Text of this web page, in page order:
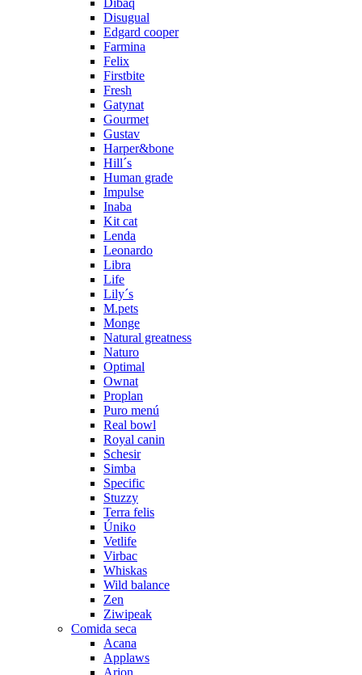
Dibaq
Disugual
Edgard cooper
Farmina
Felix
Firstbite
Fresh
Gatynat
Gourmet
Gustav
Harper&bone
Hill´s
Human grade
Impulse
Inaba
Kit cat
Lenda
Leonardo
Libra
Life
Lily´s
M.pets
Monge
Natural greatness
Naturo
Optimal
Ownat
Proplan
Puro menú
Real bowl
Royal canin
Schesir
Simba
Specific
Stuzzy
Terra felis
Úniko
Vetlife
Virbac
Whiskas
Wild balance
Zen
Ziwipeak
Comida seca
Acana
Applaws
Arion